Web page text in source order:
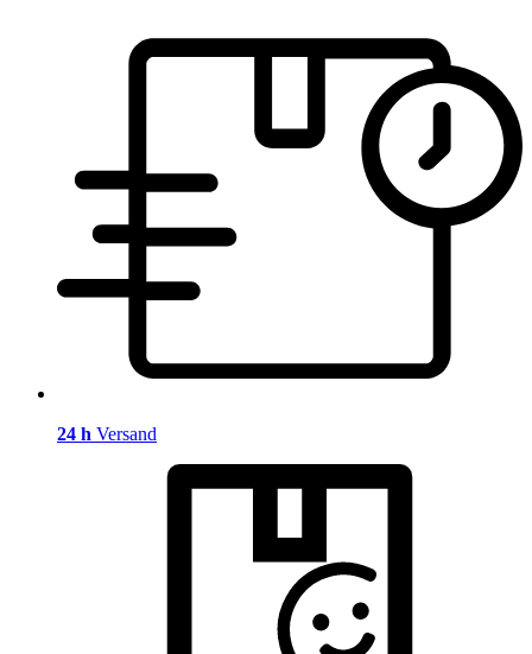
24 h Versand